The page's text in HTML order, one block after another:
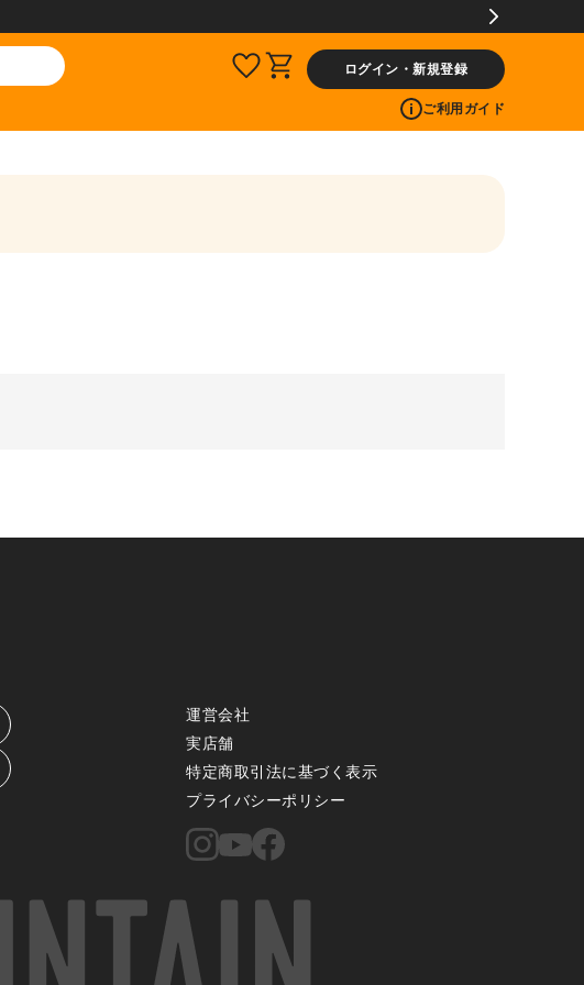
ログイン・新規登録
ご利用ガイド
運営会社
実店舗
特定商取引法に基づく表示
プライバシーポリシー